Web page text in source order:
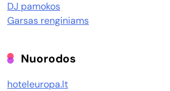
DJ pamokos
Garsas renginiams
Nuorodos
hoteleuropa.lt